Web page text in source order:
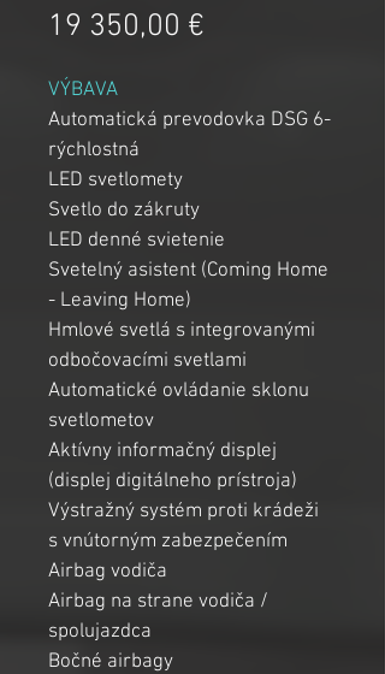
19 350,00 €
VÝBAVA
Automatická prevodovka DSG 6-
rýchlostná
LED svetlomety
Svetlo do zákruty
LED denné svietenie
Svetelný asistent (Coming Home
- Leaving Home)
Hmlové svetlá s integrovanými
odbočovacími svetlami
Automatické ovládanie sklonu
svetlometov
Aktívny informačný displej
(displej digitálneho prístroja)
Výstražný systém proti krádeži
s vnútorným zabezpečením
Airbag vodiča
Airbag na strane vodiča /
spolujazdca
Bočné airbagy